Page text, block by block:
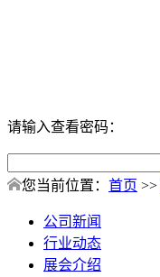
请输入查看密码：
您当前位置： 首页 >>
公司新闻
行业动态
展会介绍